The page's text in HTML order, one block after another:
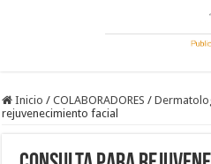
Inicio / COLABORADORES /
rejuvenecimiento facial